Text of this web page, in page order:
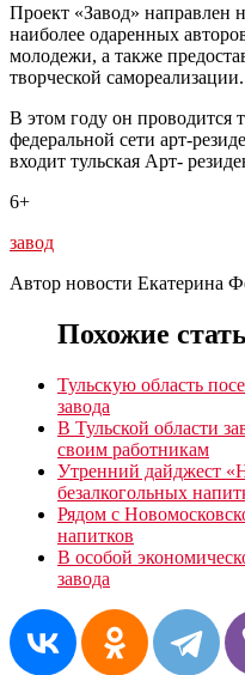
Проект «Завод» направлен
наиболее одаренных
молодежи, а также
творческой самореализации.
В этом году он проводится
федеральной сети арт-
входит тульская Арт-
6+
завод
Автор новости Екатерина
Похожие
Тульскую область
завода
В Тульской области
своим работникам
Утренний дайджест
безалкогольных
Рядом с
напитков
В особой
завода